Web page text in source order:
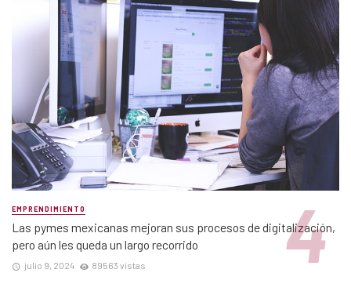
EMPRENDIMIENTO
Las pymes mexicanas mejoran sus procesos de digitalización,
pero aún les queda un largo recorrido
julio 9, 2024 89563 vistas